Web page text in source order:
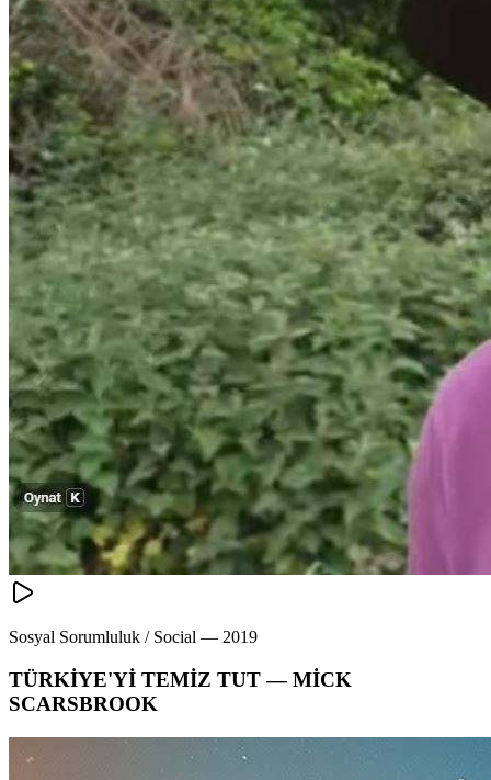
Sosyal Sorumluluk / Social — 2019
TÜRKİYE'Yİ TEMİZ TUT — MİCK
SCARSBROOK